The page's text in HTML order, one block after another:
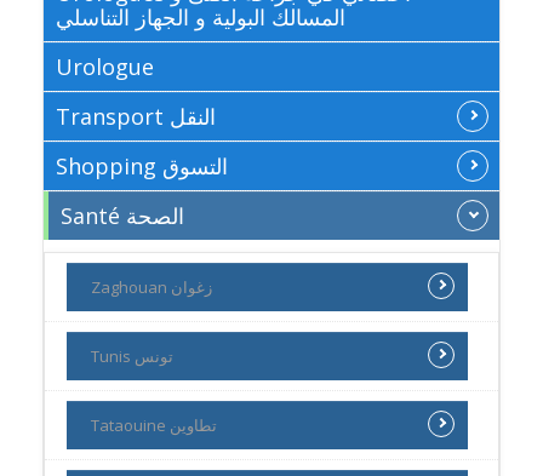
المسالك البولية و الجهاز التناسلي
Urologue
Transport النقل
Shopping التسوق
Santé الصحة
Zaghouan زغوان
Tunis تونس
Tataouine تطاوين